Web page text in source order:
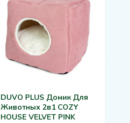
DUVO PLUS Домик Для
Животных 2в1 COZY
HOUSE VELVET PINK